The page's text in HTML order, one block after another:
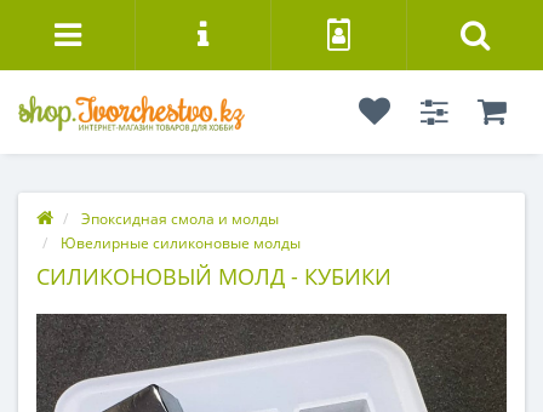
Эпоксидная смола и молды
Ювелирные силиконовые молды
СИЛИКОНОВЫЙ МОЛД - КУБИКИ